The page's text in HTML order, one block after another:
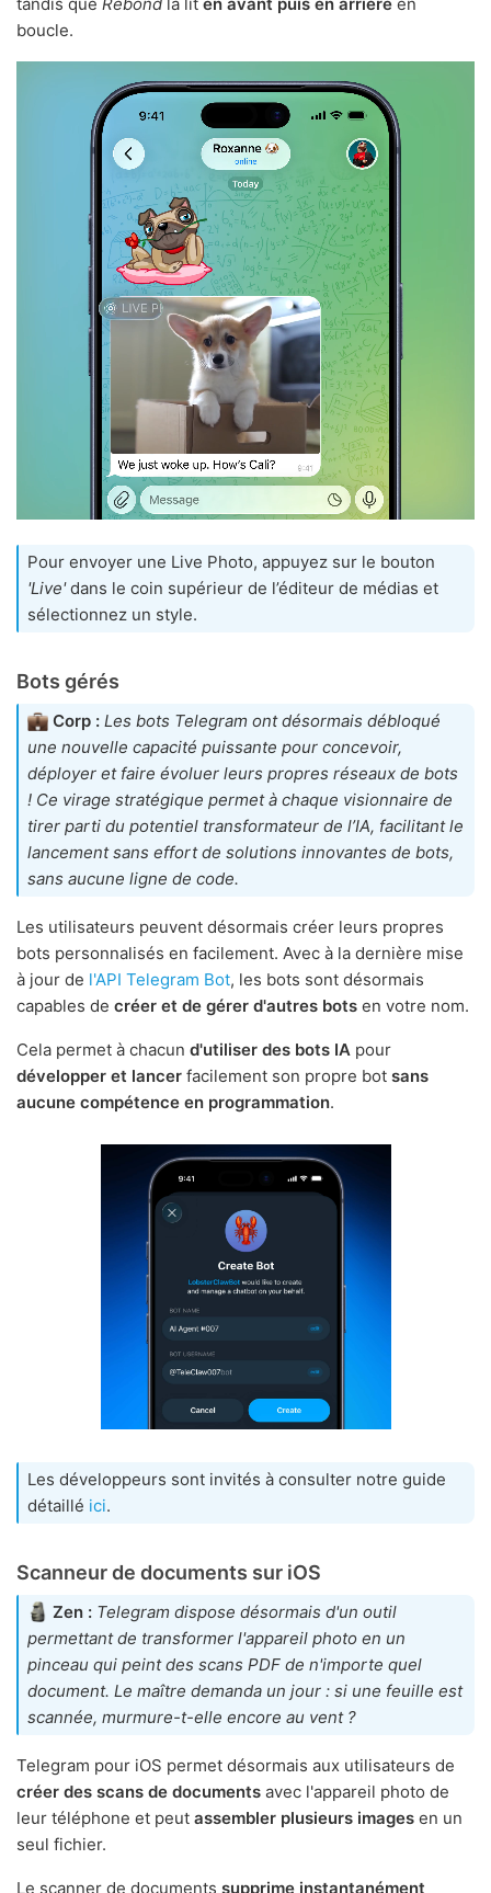
boucle.
Pour envoyer une Live Photo, appuyez sur le bouton
'Live'dans le coin supérieur de l’éditeur de médias et
sélectionnez un style.
Bots gérés
Corp : Les bots Telegram ont désormais débloqué
une nouvelle capacité puissante pour concevoir,
déployer et faire évoluer leurs propres réseaux de bots
! Ce virage stratégique permet à chaque visionnaire de
tirer parti du potentiel transformateur de l’IA, facilitant le
lancement sans effort de solutions innovantes de bots,
sans aucune ligne de code.
Les utilisateurs peuvent désormais créer leurs propres
bots personnalisés en facilement. Avec à la dernière mise
à jour de l'API Telegram Bot, les bots sont désormais
capables de créer et de gérer d'autres bots en votre nom.
Cela permet à chacun d'utiliser des bots IA pour
développer et lancer facilement son propre bot sans
aucune compétence en programmation.
Les développeurs sont invités à consulter notre guide
détaillé ici.
Scanneur de documents sur iOS
Zen : Telegram dispose désormais d'un outil
permettant de transformer l'appareil photo en un
pinceau qui peint des scans PDF de n'importe quel
document. Le maître demanda un jour : si une feuille est
scannée, murmure-t-elle encore au vent ?
Telegram pour iOS permet désormais aux utilisateurs de
créer des scans de documents avec l'appareil photo de
leur téléphone et peut assembler plusieurs images en un
seul fichier.
Le scanner de documents supprime instantanément